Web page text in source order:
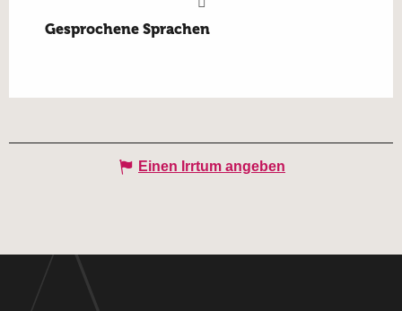
Gesprochene Sprachen
Gesprochene Sprachen
Einen Irrtum angeben